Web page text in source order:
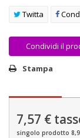
Twitta
Condividi il
Stampa
7,57 €
singolo prodotto